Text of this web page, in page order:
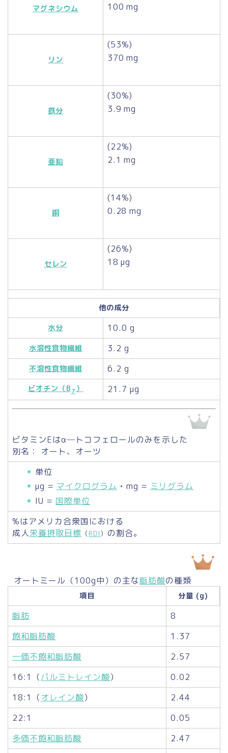
マグネシウム
100 mg
リン
(53%)
370 mg
鉄分
(30%)
3.9 mg
亜鉛
(22%)
2.1 mg
銅
(14%)
0.28 mg
セレン
(26%)
18 µg
他の成分
水分
10.0 g
水溶性食物繊維 3.2 g
不溶性食物繊維 6.2 g
ビオチン（B7） 21.7 µg
ビタミンEはα─トコフェロールのみを示した
別名： オート、オーツ
単位
µg = マイクログラム • mg = ミリグラム
IU = 国際単位
%はアメリカ合衆国における
成人栄養摂取目標 （RDI） の割合。
オートミール（100g中）の主な脂肪酸の種類
項目 分量 (g)
脂肪
8
飽和脂肪酸
1.37
一価不飽和脂肪酸
2.57
16:1（パルミトレイン酸）
0.02
18:1（ オレイン酸）
2.44
22:1
0.05
多価不飽和脂肪酸
2.47